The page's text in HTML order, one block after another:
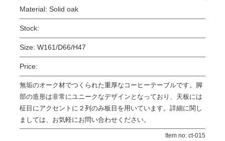
Material: Solid oak
Stock:
Size: W161/D66/H47
Price:
無垢のオーク材でつくられた重厚なコーヒーテーブルです。脚
部の造形は非常にユニークなデザインとなっており、天板には
柾目にアクセントに２列のみ板目を用いています。詳細に関し
ましては、お気軽にお問い合わせください。
Item no: ct-015